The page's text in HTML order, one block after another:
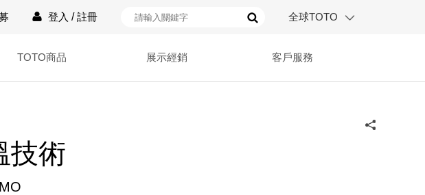
登入 /註冊 全球TOTO
TOTO商品 展示經銷 客戶服務
技術